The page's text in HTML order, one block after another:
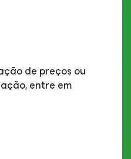
de preços ou
entre em